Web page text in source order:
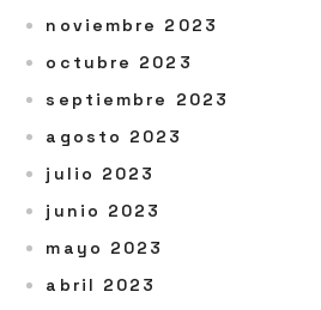
noviembre 2023
octubre 2023
septiembre 2023
agosto 2023
julio 2023
junio 2023
mayo 2023
abril 2023